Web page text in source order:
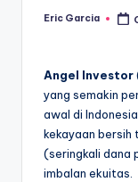
Posted
Eric Garcia
Angel Investor
yang semakin
awal di
kekayaan bersih
(seringkali dana
imbalan ekuitas.